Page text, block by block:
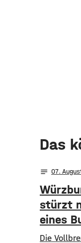
Das
notes 07.
stürzt
eines
Die